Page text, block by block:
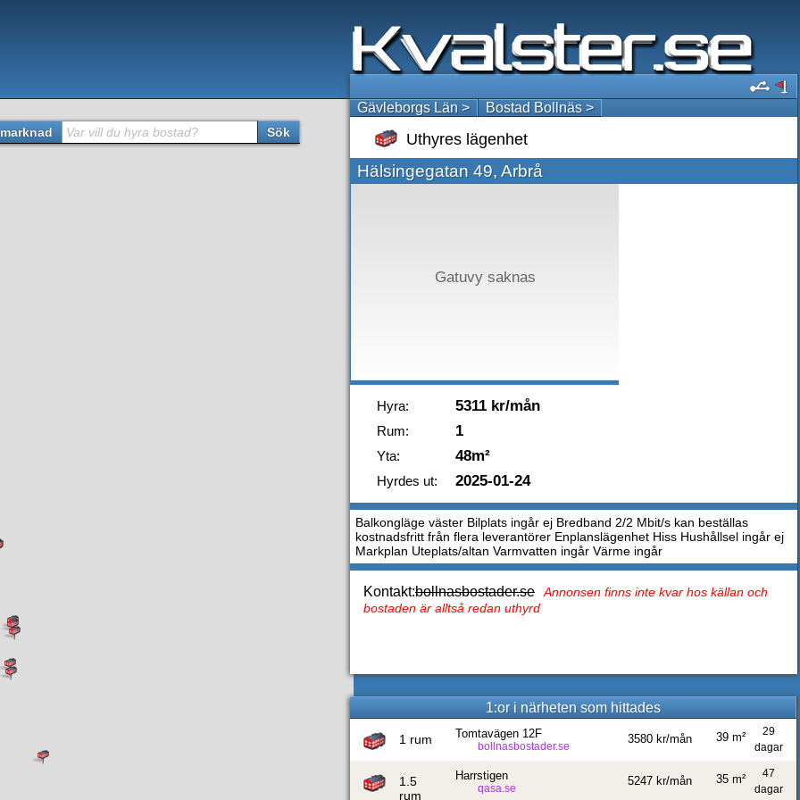
Gävleborgs Län > Bostad Bollnäs >
Uthyres lägenhet
Hälsingegatan 49, Arbrå
Gatuvy saknas
Hyra: 5311 kr/mån
Rum: 1
Yta: 48m²
Hyrdes ut: 2025-01-24
Balkongläge väster Bilplats ingår ej Bredband 2/2 Mbit/s kan beställas
kostnadsfritt från flera leverantörer Enplanslägenhet Hiss Hushållsel ingår ej
Markplan Uteplats/altan Varmvatten ingår Värme ingår
Kontakt:bollnasbostader.se
Annonsen finns inte kvar hos källan och
bostaden är alltså redan uthyrd
1:or i närheten som hittades
1 rum Tomtavägen 12F
bollnasbostader.se
3580 kr/mån
29
dagar
39 m²
1.5
rum
Harrstigen
qasa.se
5247 kr/mån
47
dagar
35 m²
Var vill du hyra bostad? Sök